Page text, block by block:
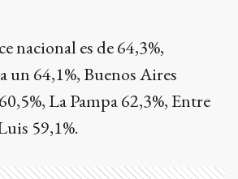
nacional es de 64,3%,
un 64,1%, Buenos Aires
La Pampa 62,3%, Entre
59,1%.